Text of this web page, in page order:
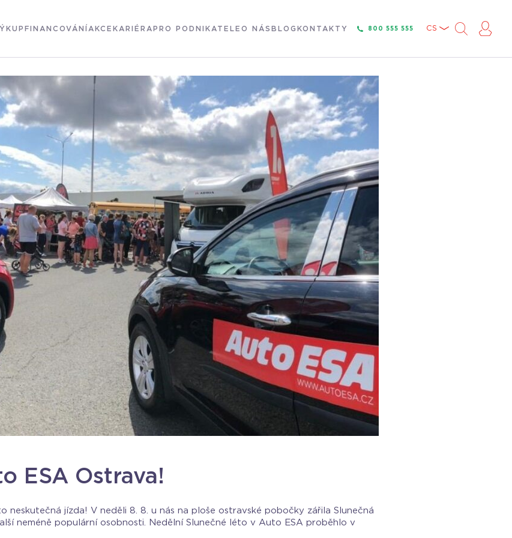
FINANCOVÁNÍ AKCE KARIÉRA PRO PODNIKATELE O NÁS BLOG KONTAKTY 800 555 555 CS
ESA Ostrava!
neskutečná jízda! V neděli 8. 8. u nás na ploše ostravské pobočky zářila Slunečná
neméně populární osobnosti. Nedělní Slunečné léto v Auto ESA proběhlo v